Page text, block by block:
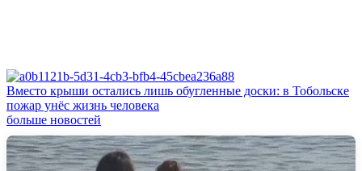
Вместо крыши остались лишь обугленные доски: в Тобольске
пожар унёс жизнь человека
больше новостей